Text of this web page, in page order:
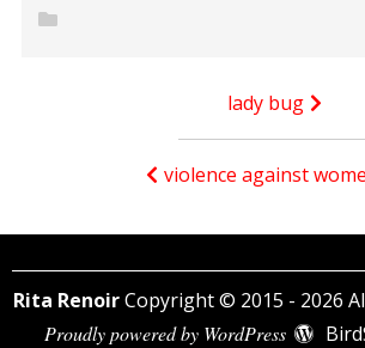
lady bug
violence against
Rita RenoirCopyright © 2015 - 2026
Proudly powered by WordPress